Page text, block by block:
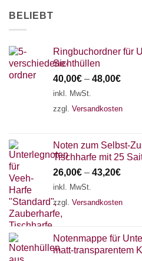
BELIEBT
Ringbuchordner für
Sichthüllen
40,00€ – 48,00€
inkl. MwSt.
zzgl. Versandkosten
Noten zum Selbst-
Tischharfe mit 25
26,00€ – 43,20€
inkl. MwSt.
zzgl. Versandkosten
Notenmappe für
matt-transparentem